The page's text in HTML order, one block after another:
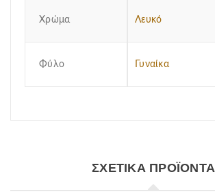
Χρώμα Λευκό
Φύλο Γυναίκα
ΣΧΕΤΙΚΆ ΠΡΟΪΌΝΤΑ